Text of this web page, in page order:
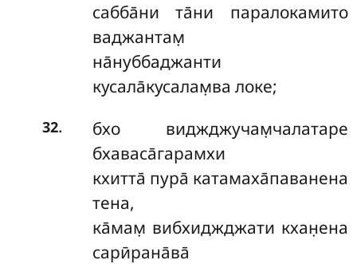
сабба̄ни та̄ни паралокамито
ваджантам̣
на̄нуббаджанти
кусала̄кусалам̣ва локе;
32.
бхо виджджучам̣чалатаре
бхаваса̄гарамхи
кхитта̄ пура̄ катамаха̄паванена
тена,
ка̄мам̣ вибхиджджати кхан̣ена
сарӣрана̄ва̄